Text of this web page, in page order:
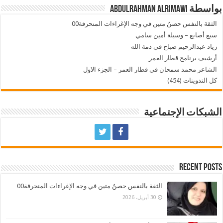
بواسطة Abdulrahman AlRimawi
الثقة بالنفس حصنٌ متين في وجه الإغراءات المنحرفة00
سبع أصابع – وسيلة أمين سامي
زياد عبدالرحيم صباح في ذمة الله
أرشيف برنامج قطار العمر
الشاعر محمد سمحان في قطار العمر – الجزء الاول
كل التدوينات (454)
الشبكات الإجتماعية
Recent Posts
الثقة بالنفس حصنٌ متين في وجه الإغراءات المنحرفة00
30 أبريل، 2026